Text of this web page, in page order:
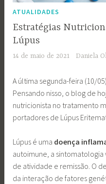
ATUALIDADES
Estratégias
Lúpus
14 de maio de 2021 Daniela
A última segunda-feira (10/
Pensando nisso, o blog de
nutricionista no tratamento
portadores de Lúpus
Lúpus é uma doença
autoimune, a sintomatologia
de atividade e remissão. O
da interação de fatores